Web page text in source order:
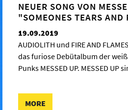
NEUER SONG VON
"SOMEONES TEARS AND
19.09.2019
AUDIOLITH und FIRE AND
das furiose Debütalbum der
Punks MESSED UP. MESSED UP
MORE